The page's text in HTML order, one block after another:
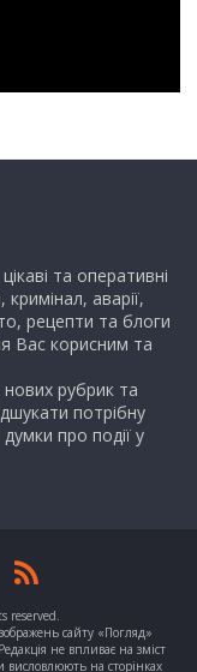
та оперативні
аварії,
рецепти та блоги
Вас корисним та
рубрик та
потрібну
про події у
reserved.
сайту «Погляд»
не впливає на зміст
висловлюють на сторінках